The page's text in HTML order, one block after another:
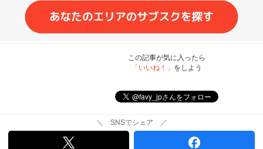
この記事が気に入ったら
「いいね！」 をしよう
＼ SNSでシェア ／